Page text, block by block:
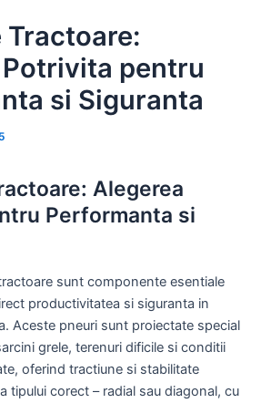
Tractoare:
pentru
si Siguranta
Alegerea
Performanta si
sunt componente esentiale
productivitatea si siguranta in
Aceste pneuri sunt proiectate special
grele, terenuri dificile si conditii
oferind tractiune si stabilitate
tipului corect – radial sau diagonal, cu